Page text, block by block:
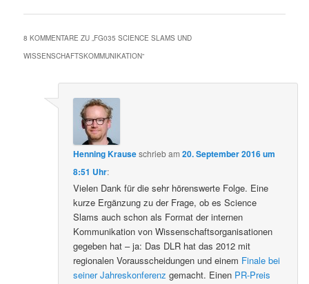
8 KOMMENTARE ZU „FG035 SCIENCE SLAMS UND
WISSENSCHAFTSKOMMUNIKATION“
Henning Krauseschriebam20. September 2016 um
8:51 Uhr:
Vielen Dank für die sehr hörenswerte Folge. Eine
kurze Ergänzung zu der Frage, ob es Science
Slams auch schon als Format der internen
Kommunikation von Wissenschaftsorganisationen
gegeben hat – ja: Das DLR hat das 2012 mit
regionalen Vorausscheidungen und einem Finale bei
seiner Jahreskonferenz gemacht. Einen PR-Preis